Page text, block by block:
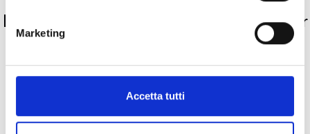
Marketing
Accetta tutti
La nostra selezione di prodotti scelti per